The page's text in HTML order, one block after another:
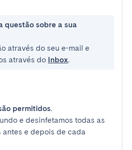
questão sobre a sua
através do seu e-mail e
através do Inbox.
permitidos.
e desinfetamos todas as
e depois de cada